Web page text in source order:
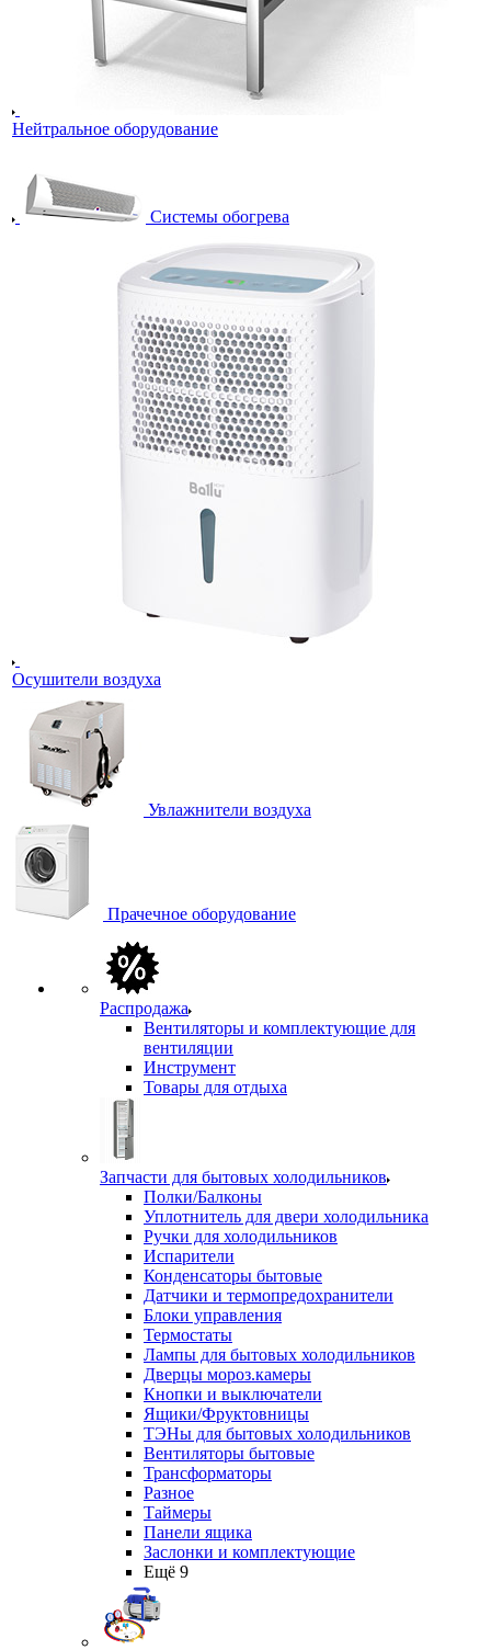
Нейтральное оборудование
Системы обогрева
Осушители воздуха
Увлажнители воздуха
Прачечное оборудование
Распродажа
Вентиляторы и комплектующие для
вентиляции
Инструмент
Товары для отдыха
Запчасти для бытовых холодильников
Полки/Балконы
Уплотнитель для двери холодильника
Ручки для холодильников
Испарители
Конденсаторы бытовые
Датчики и термопредохранители
Блоки управления
Термостаты
Лампы для бытовых холодильников
Дверцы мороз.камеры
Кнопки и выключатели
Ящики/Фруктовницы
ТЭНы для бытовых холодильников
Вентиляторы бытовые
Трансформаторы
Разное
Таймеры
Панели ящика
Заслонки и комплектующие
Ещё 9